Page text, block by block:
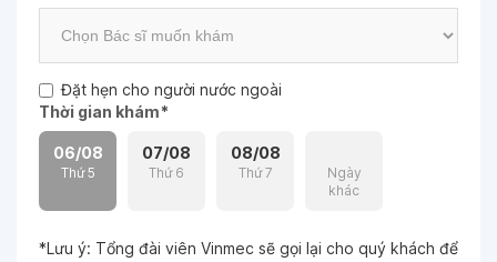
Đặt hẹn cho người nước ngoài
Thời gian khám*
06/08
Thứ 5
07/08
Thứ 6
08/08
Thứ 7
Ngày
khác
*Lưu ý: Tổng đài viên Vinmec sẽ gọi lại cho quý khách để